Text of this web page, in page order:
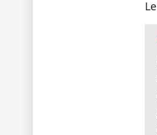
Le